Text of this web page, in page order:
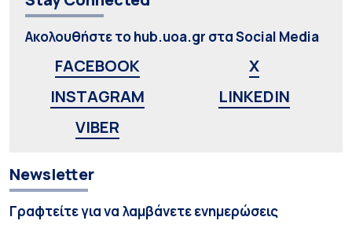
Ακολουθήστε το hub.uoa.gr στα Social Media
FACEBOOK
X
INSTAGRAM
LINKEDIN
VIBER
Newsletter
Γραφτείτε για να λαμβάνετε ενημερώσεις